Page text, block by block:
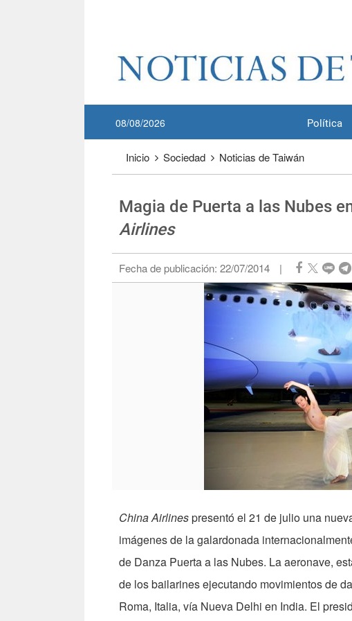
Política
08/08/2026
Inicio Sociedad Noticias de Taiwán
Magia de Puerta a las Nubes
Airlines
Fecha de publicación: 22/07/2014 |
China Airlinespresentó el 21 de julio una
imágenes de la galardonada
de Danza Puerta a las Nubes. La aeronave,
de los bailarines ejecutando movimientos de
Roma, Italia, vía Nueva Delhi en India. El